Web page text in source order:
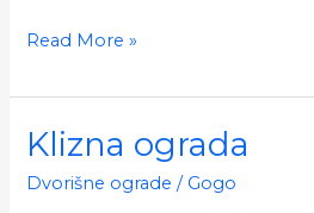
Klizna
Read More »
Klizna ograda
Dvorišne ograde / Gogo